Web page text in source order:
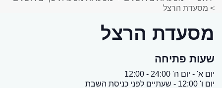
> מסעדת הרצל
מסעדת הרצל
שעות פתיחה
יום א' - יום ה' 24:00 - 12:00
יום ו' 12:00 - שעתיים לפני כניסת השבת